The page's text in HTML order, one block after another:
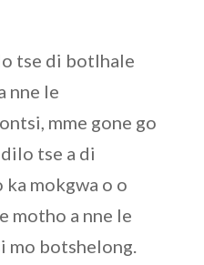
tse di botlhale
nne le
mme gone go
tse a di
mokgwa o o
motho a nne le
mo botshelong.